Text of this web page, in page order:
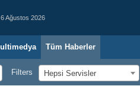
6 Ağustos 2026
Tüm Haberler
Filters Hepsi Servisler